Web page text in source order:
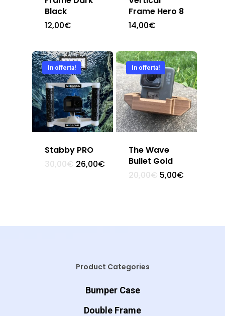
Black
12,00€
Frame Hero 8
14,00€
In offerta!
Stabby PRO
30,00€ 26,00€
In offerta!
The Wave
Bullet Gold
20,00€ 5,00€
Product Categories
Bumper Case
Double Frame